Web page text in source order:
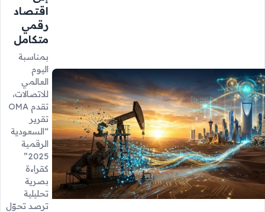
اقتصاد
رقمي
متكامل
بمناسبة
اليوم
العالمي
للاتصالات،
تقدم OMA
تقرير
“السعودية
الرقمية
2025”
كقراءة
بصرية
تحليلية
ترصد تحوّل